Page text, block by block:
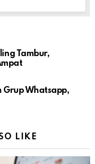
Tambur,
Grup Whatsapp,
LIKE